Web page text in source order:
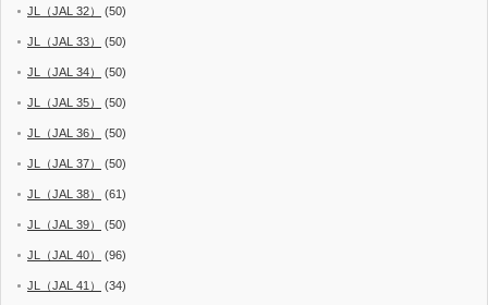
JL（JAL 32） (50)
JL（JAL 33） (50)
JL（JAL 34） (50)
JL（JAL 35） (50)
JL（JAL 36） (50)
JL（JAL 37） (50)
JL（JAL 38） (61)
JL（JAL 39） (50)
JL（JAL 40） (96)
JL（JAL 41） (34)